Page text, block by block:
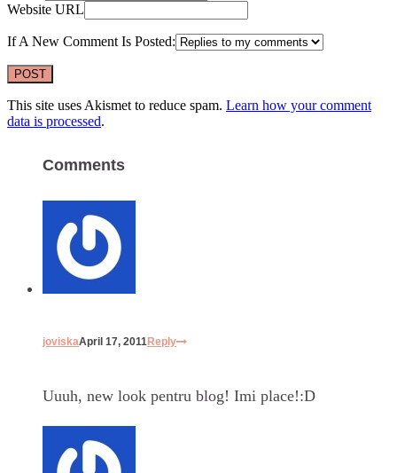
Website URL
If A New Comment Is Posted:
This site uses Akismet to reduce spam. Learn how your comment
data is processed.
Comments
joviskaApril 17, 2011Reply
Uuuh, new look pentru blog! Imi place!:D